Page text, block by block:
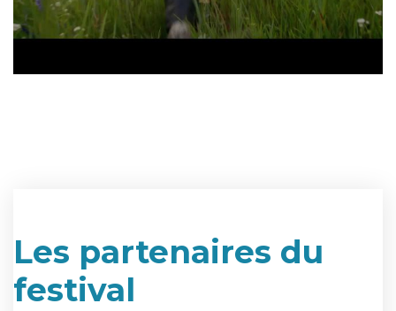
Les partenaires du
festival